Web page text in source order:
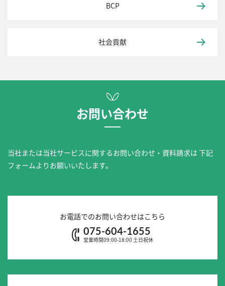
BCP
社会貢献
お問い合わせ
当社または当社サービスに関するお問い合わせ・資料請求は 下記
フォームよりお願いいたします。
お電話でのお問い合わせはこちら
075-604-1655
営業時間09:00-18:00 土日祝休